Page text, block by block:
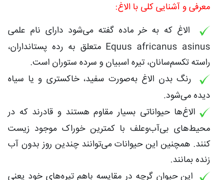
معرفی و آشنایی کلی با الاغ:
الاغ که به خر ماده گفته می‌شود دارای نام علمی
Equus africanus asinus متعلق به رده پستانداران،
راسته تکسم‌سانان، تیره اسبیان و سرده ستوران است.
رنگ بدن الاغ به‌صورت سفید، خاکستری و یا سیاه
دیده می‌شود.
الاغ‌ها حیواناتی بسیار مقاوم هستند و قادرند که در
محیط‌های بی‌آب‌وعلف با کمترین خوراک موجود زیست
کنند. همچنین این حیوانات می‌توانند چندین روز بدون آب
زنده بمانند.
این حیوان گرچه در مقایسه باهم تیره‌های خود یعنی